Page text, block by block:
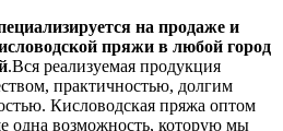
на продаже и
пряжи в любой город
.Вся реализуемая продукция
практичностью, долгим
Кисловодская пряжа оптом
одна возможность, которую мы